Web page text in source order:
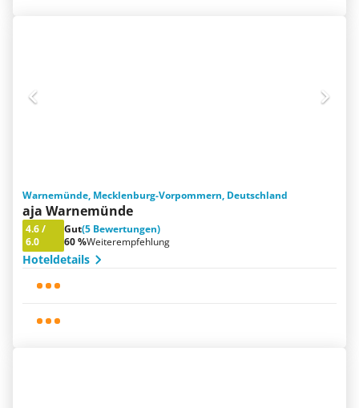
Warnemünde, Mecklenburg-Vorpommern, Deutschland
aja Warnemünde
4.6/
6.0
Gut(5 Bewertungen)
60 %Weiterempfehlung
Hoteldetails